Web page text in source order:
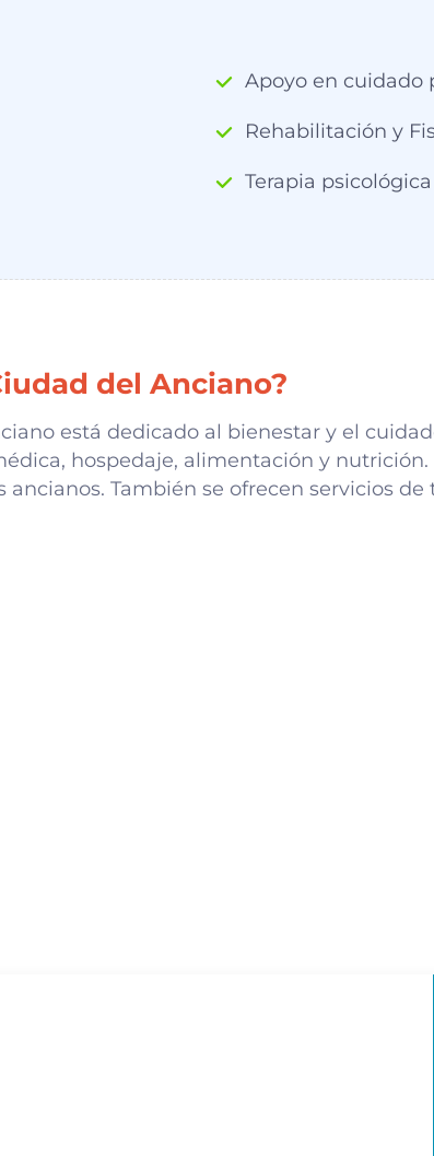
Apoyo en cuidado
Rehabilitación y
Terapia psicológica
del Anciano?
está dedicado al bienestar y el
hospedaje, alimentación y nutrición.
También se ofrecen servicios